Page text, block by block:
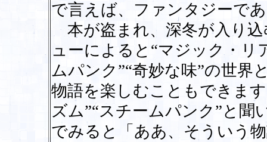
で言えば、ファンタジーで
本が盗まれ、深冬が入り
ューによると“マジック・リ
ムパンク”“奇妙な味”の世界
物語を楽しむこともできま
ズム”“スチームパンク”と
でみると「ああ、そういう